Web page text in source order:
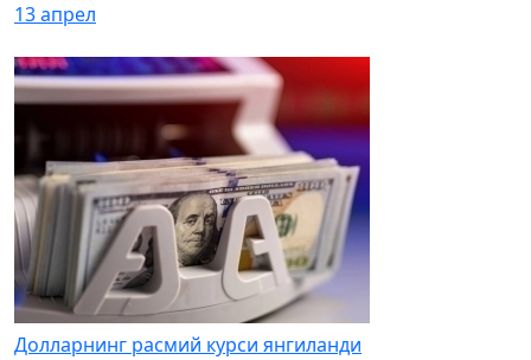
13 апрел
Долларнинг расмий курси янгиланди